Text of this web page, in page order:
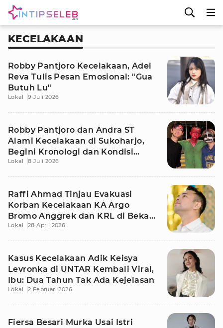
KECELAKAAN
Robby Pantjoro Kecelakaan, Adel
Reva Tulis Pesan Emosional: "Gua
Butuh Lu"
Lokal 9 Juli 2026
Robby Pantjoro dan Andra ST
Alami Kecelakaan di Sukoharjo,
Begini Kronologi dan Kondisi
Terkini
Lokal 8 Juli 2026
Raffi Ahmad Tinjau Evakuasi
Korban Kecelakaan KA Argo
Bromo Anggrek dan KRL di Bekasi
Timur
Lokal 28 April 2026
Kasus Kecelakaan Adik Keisya
Levronka di UNTAR Kembali Viral,
Ibu: Dua Tahun Tak Ada Kejelasan
Lokal 2 Februari 2026
Fiersa Besari Murka Usai Istri